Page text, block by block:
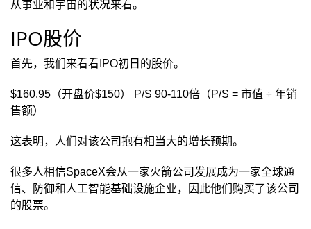
从事业和宇宙的状况来看。
IPO股价
首先，我们来看看IPO初日的股价。
$160.95（开盘价$150） P/S 90-110倍（P/S = 市值 ÷ 年销
售额）
这表明，人们对该公司抱有相当大的增长预期。
很多人相信SpaceX会从一家火箭公司发展成为一家全球通
信、防御和人工智能基础设施企业，因此他们购买了该公司
的股票。